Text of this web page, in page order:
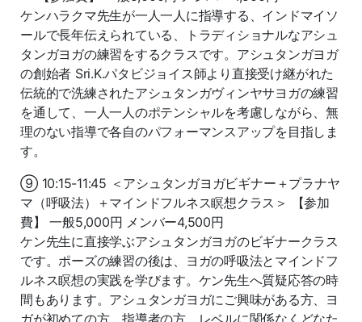
ケンハラクマ先生が一人一人に指導する、インドマイソ
ールで長年伝えられている、トラディショナルなアシュ
タンガヨガの練習をするクラスです。アシュタンガヨガ
の創始者 Sri.K.パタビジョイス師より直接受け継がれた
伝統的で洗練されたアシュタンガヴィンヤサヨガの練習
を通して、一人一人のポテンシャルを考慮しながら、無
理のない指導で各自のパフォーマンスアップを目指しま
す。
⑨ 10:15-11:45 ＜アシュタンガヨガビギナー＋プラナヤ
マ（呼吸法）＋マインドフルネス瞑想クラス＞ 【参加
費】 一般5,000円 メンバー4,500円
ケン先生に直接学ぶアシュタンガヨガのビギナークラス
です。ポーズの練習の後は、ヨガの呼吸法とマインドフ
ルネス瞑想の実践を学びます。ケン先生へ質疑応答の時
間もあります。アシュタンガヨガにご興味がある方、ヨ